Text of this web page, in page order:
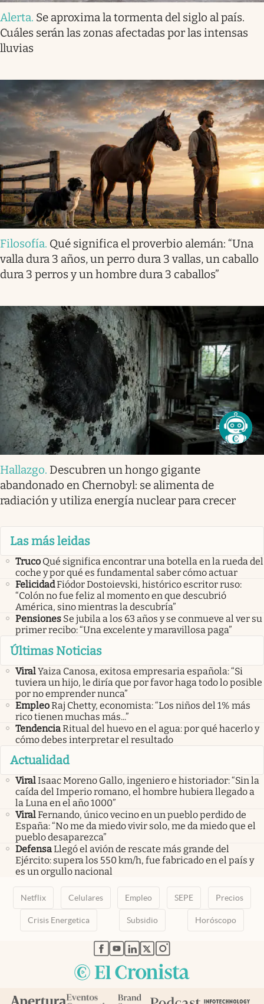
Alerta. Se aproxima la tormenta del siglo al país.
Cuáles serán las zonas afectadas por las intensas
lluvias
Filosofía. Qué significa el proverbio alemán: “Una
valla dura 3 años, un perro dura 3 vallas, un caballo
dura 3 perros y un hombre dura 3 caballos”
Hallazgo. Descubren un hongo gigante
abandonado en Chernobyl: se alimenta de
radiación y utiliza energía nuclear para crecer
Las más leidas
Truco Qué significa encontrar una botella en la rueda del
coche y por qué es fundamental saber cómo actuar
FelicidadFiódor Dostoievski, histórico escritor ruso:
“Colón no fue feliz al momento en que descubrió
América, sino mientras la descubría”
Pensiones Se jubila a los 63 años y se conmueve al ver su
primer recibo: “Una excelente y maravillosa paga”
Últimas Noticias
ViralYaiza Canosa, exitosa empresaria española: “Si
tuviera un hijo, le diría que por favor haga todo lo posible
por no emprender nunca”
EmpleoRaj Chetty, economista: “Los niños del 1% más
rico tienen muchas más...”
TendenciaRitual del huevo en el agua: por qué hacerlo y
cómo debes interpretar el resultado
Actualidad
ViralIsaac Moreno Gallo, ingeniero e historiador: “Sin la
caída del Imperio romano, el hombre hubiera llegado a
la Luna en el año 1000”
ViralFernando, único vecino en un pueblo perdido de
España: “No me da miedo vivir solo, me da miedo que el
pueblo desaparezca”
DefensaLlegó el avión de rescate más grande del
Ejército: supera los 550 km/h, fue fabricado en el país y
es un orgullo nacional
Netflix Celulares Empleo SEPE Precios
Crisis Energetica Subsidio Horóscopo
abre en nueva pestaña
abre en nueva pestaña
abre en nueva pestaña
abre en nueva pestaña
abre en nueva pestaña